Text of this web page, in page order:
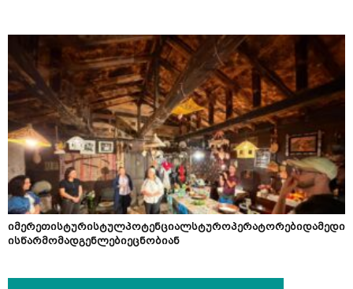
იმერეთისტურისტულპოტენციალსტუროპერატორებიდამედი
ისწარმომადგენლებიეცნობიან